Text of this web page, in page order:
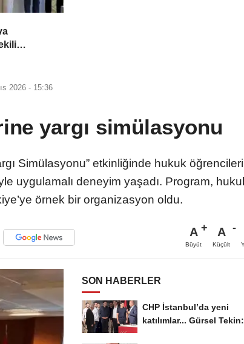
2026 - 15:36
yargı simülasyonu
Simülasyonu” etkinliğinde hukuk
uygulamalı deneyim yaşadı. Program,
örnek bir organizasyon oldu.
A
Büyüt
A
Küçült
SON HABERLER
CHP İstanbul’da yeni
katılımlar... Gürsel Tekin: